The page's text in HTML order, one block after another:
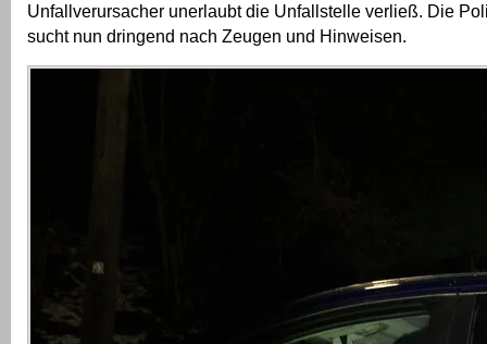
Unfallverursacher unerlaubt die Unfallstelle verließ. Die
sucht nun dringend nach Zeugen und Hinweisen.